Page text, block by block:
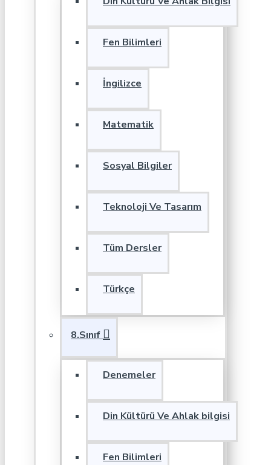
Fen Bilimleri
İngilizce
Matematik
Sosyal Bilgiler
Teknoloji Ve Tasarım
Tüm Dersler
Türkçe
8.Sınıf
Denemeler
Din Kültürü Ve Ahlak bilgisi
Fen Bilimleri